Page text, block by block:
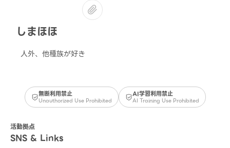
しまほほ
人外、他種族が好き
無断利用禁止
Unauthorized Use Prohibited
AI学習利用禁止
AI Training Use Prohibited
活動拠点
SNS & Links